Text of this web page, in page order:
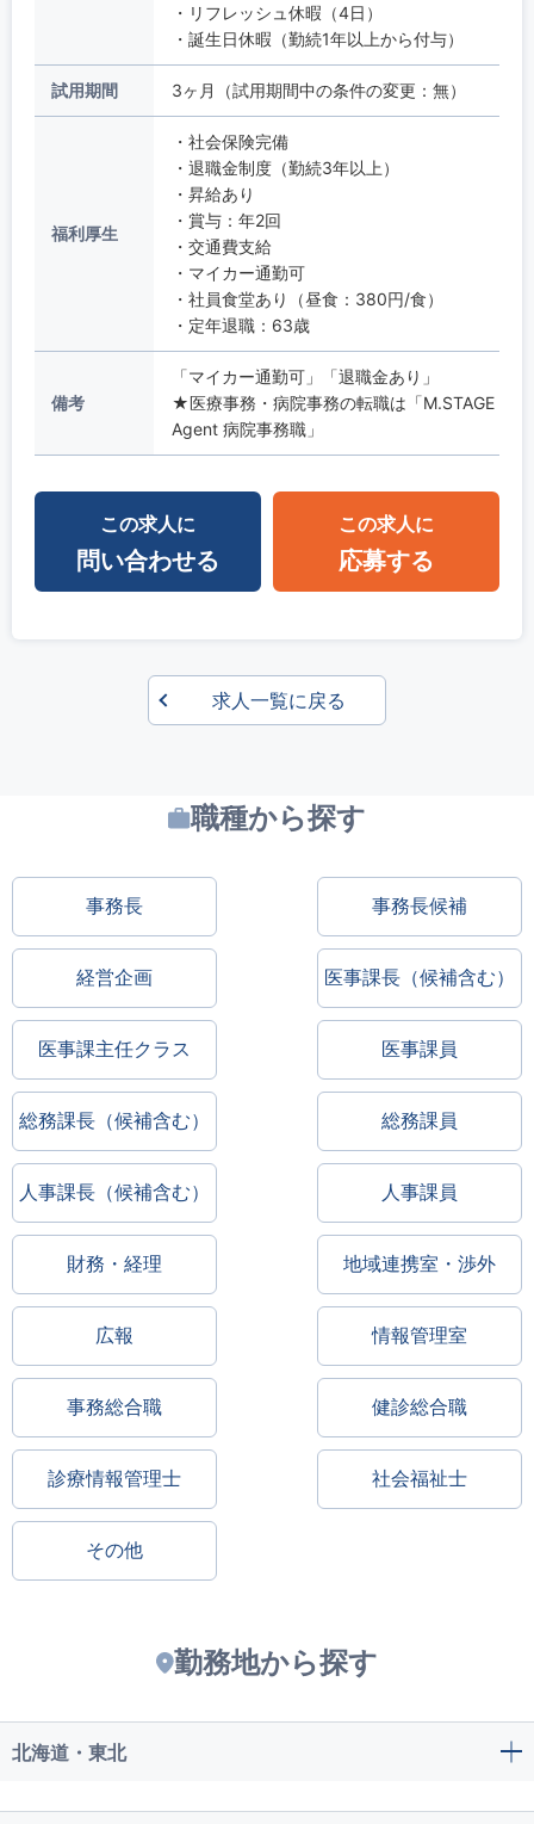
・リフレッシュ休暇（4日）
・誕生日休暇（勤続1年以上から付与）
試用期間 3ヶ月（試用期間中の条件の変更：無）
福利厚生
・社会保険完備
・退職金制度（勤続3年以上）
・昇給あり
・賞与：年2回
・交通費支給
・マイカー通勤可
・社員食堂あり（昼食：380円/食）
・定年退職：63歳
備考
「マイカー通勤可」「退職金あり」
★医療事務・病院事務の転職は「M.STAGE
Agent 病院事務職」
この求人に
問い合わせる
この求人に
応募する
求人一覧に戻る
職種から探す
事務長 事務長候補
経営企画 医事課長（候補含む）
医事課主任クラス 医事課員
総務課長（候補含む） 総務課員
人事課長（候補含む） 人事課員
財務・経理 地域連携室・渉外
広報 情報管理室
事務総合職 健診総合職
診療情報管理士 社会福祉士
その他
勤務地から探す
北海道・東北